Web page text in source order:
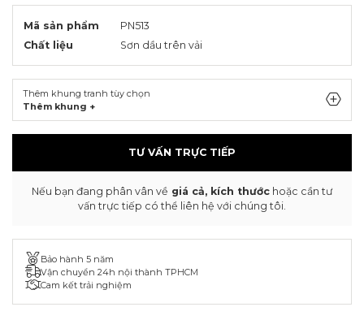
Mã sản phẩm
PN513
Chất liệu
Sơn dầu trên vải
Thêm khung tranh tùy chọn
Thêm khung +
TƯ VẤN TRỰC TIẾP
Nếu bạn đang phân vân về giá cả, kích thước hoặc cần tư
vấn trực tiếp có thể liên hệ với chúng tôi.
Bảo hành 5 năm
Vận chuyển 24h nội thành TPHCM
Cam kết trải nghiệm